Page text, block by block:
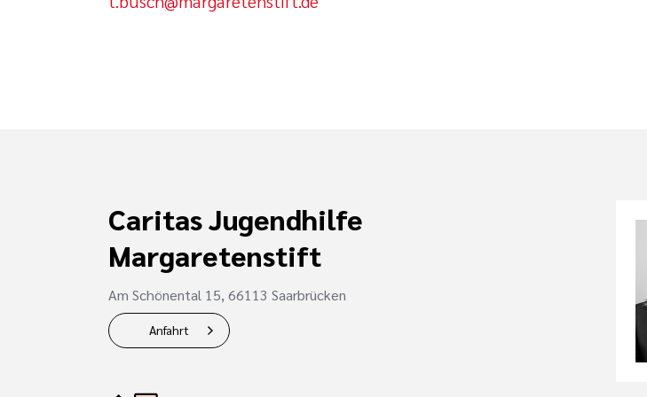
Caritas Jugendhilfe
Margaretenstift
Am Schönental 15, 66113 Saarbrücken
Anfahrt